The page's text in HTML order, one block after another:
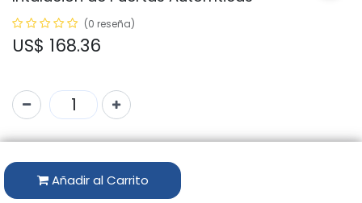
(0 reseña)
US$ 168.36
Añadir al Carrito
Código:
Disponibilidad por Almacén